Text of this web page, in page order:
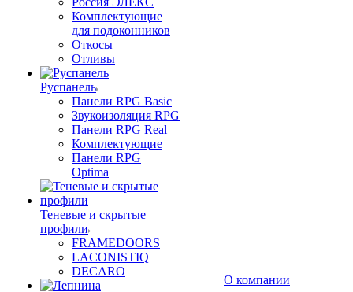
Комплектующие
для подоконников
Откосы
Отливы
Руспанель
Панели RPG Basic
Звукоизоляция RPG
Панели RPG Real
Комплектующие
Панели RPG
Optima
Теневые и скрытые
профили
FRAMEDOORS
LACONISTIQ
DECARO
О компании